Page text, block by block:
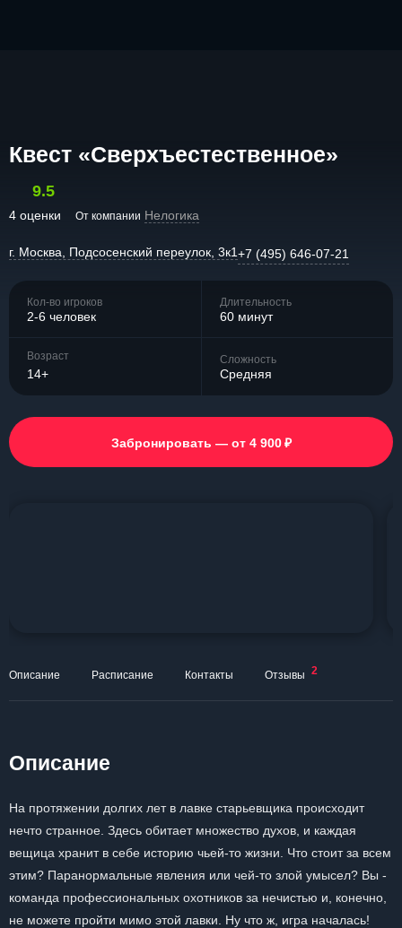
Квест «Сверхъестественное»
9.5
4 оценки От компании Нелогика
г. Москва, Подсосенский переулок, 3к1+7 (495) 646-07-21
Кол-во игроков
2-6 человек
Длительность
60 минут
Возраст
14+
Сложность
Средняя
Забронировать — от 4 900 ₽
Описание Расписание Контакты Отзывы 2
Описание
На протяжении долгих лет в лавке старьевщика происходит
нечто странное. Здесь обитает множество духов, и каждая
вещица хранит в себе историю чьей-то жизни. Что стоит за всем
этим? Паранормальные явления или чей-то злой умысел? Вы -
команда профессиональных охотников за нечистью и, конечно,
не можете пройти мимо этой лавки. Ну что ж, игра началась!